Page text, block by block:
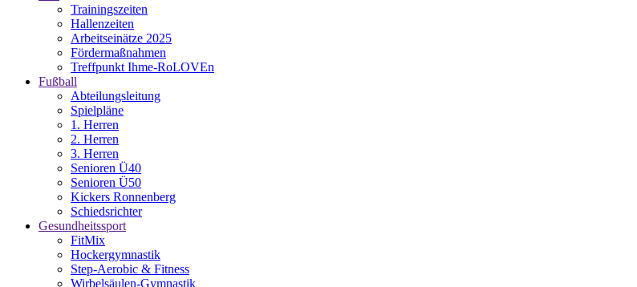
Trainingszeiten
Hallenzeiten
Arbeitseinätze 2025
Fördermaßnahmen
Treffpunkt Ihme-RoLOVEn
Fußball
Abteilungsleitung
Spielpläne
1. Herren
2. Herren
3. Herren
Senioren Ü40
Senioren Ü50
Kickers Ronnenberg
Schiedsrichter
Gesundheitssport
FitMix
Hockergymnastik
Step-Aerobic & Fitness
Wirbelsäulen-Gymnastik